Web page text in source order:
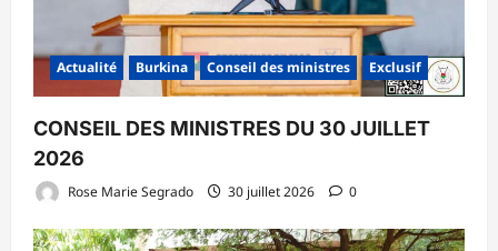
Actualité Burkina Conseil des ministres Exclusif
CONSEIL DES MINISTRES DU 30 JUILLET
2026
Rose Marie Segrado 30 juillet 2026 0